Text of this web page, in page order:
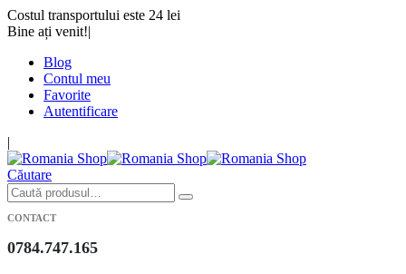
Costul transportului este 24 lei
Bine ați venit!|
Blog
Contul meu
Favorite
Autentificare
|
Căutare
CONTACT
0784.747.165